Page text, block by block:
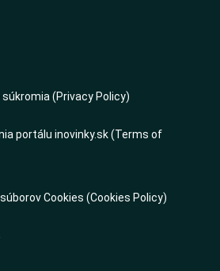
(Privacy Policy)
portálu inovinky.sk (Terms of
Cookies (Cookies Policy)